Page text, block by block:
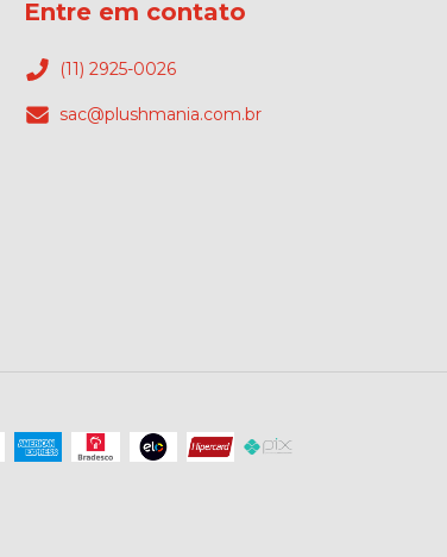
Entre em contato
(11) 2925-0026
sac@plushmania.com.br